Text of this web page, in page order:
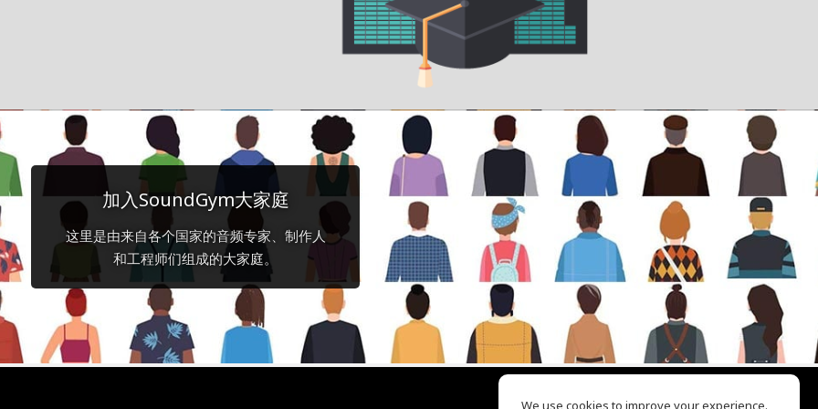
加入SoundGym大家庭
这里是由来自各个国家的音频专家、制作人
和工程师们组成的大家庭。
We use cookies to improve your experience.